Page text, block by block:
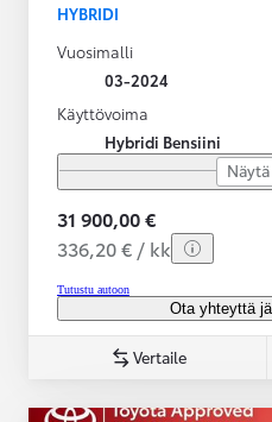
HYBRIDI
Vuosimalli
03-2024
Käyttövoima
Hybridi Bensiini
31 900,00 €
336,20 € / kk
Tutustu autoon
Ota yhteyttä
Vertaile